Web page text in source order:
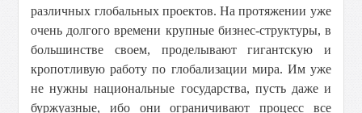
различных глобальных проектов. На протяжении уже
очень долгого времени крупные бизнес-структуры, в
большинстве своем, проделывают гигантскую и
кропотливую работу по глобализации мира. Им уже
не нужны национальные государства, пусть даже и
буржуазные, ибо они ограничивают процесс все